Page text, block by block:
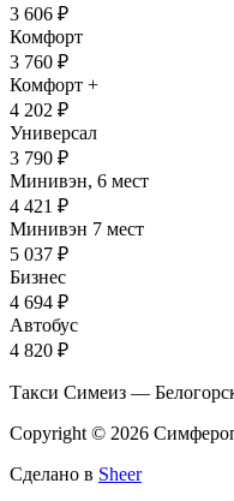
3 606 ₽
Комфорт
3 760 ₽
Комфорт +
4 202 ₽
Универсал
3 790 ₽
Минивэн, 6 мест
4 421 ₽
Минивэн 7 мест
5 037 ₽
Бизнес
4 694 ₽
Автобус
4 820 ₽
Такси Симеиз —
Copyright © 2026
Сделано в Sheer